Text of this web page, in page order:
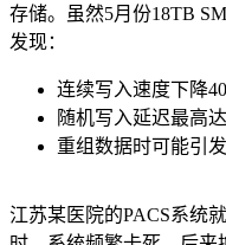
存储。虽然5月份18TB
发现：
连续写入速度下降
随机写入延迟最高
重组数据时可能引
江苏某医院的PACS系统